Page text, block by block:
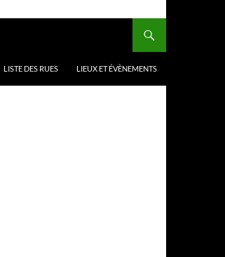
LISTE DES RUES LIEUX ET ÉVÈNEMENTS